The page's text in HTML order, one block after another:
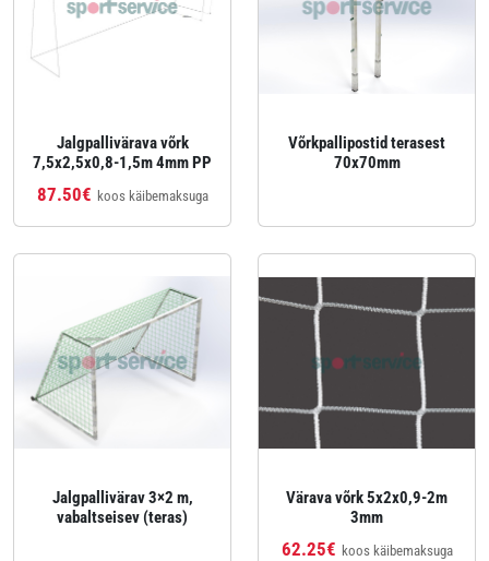
Jalgpallivärava võrk
7,5x2,5x0,8-1,5m 4mm PP
87.50€ koos käibemaksuga
Võrkpallipostid terasest
70x70mm
Jalgpallivärav 3×2 m,
vabaltseisev (teras)
Värava võrk 5x2x0,9-2m
3mm
62.25€ koos käibemaksuga